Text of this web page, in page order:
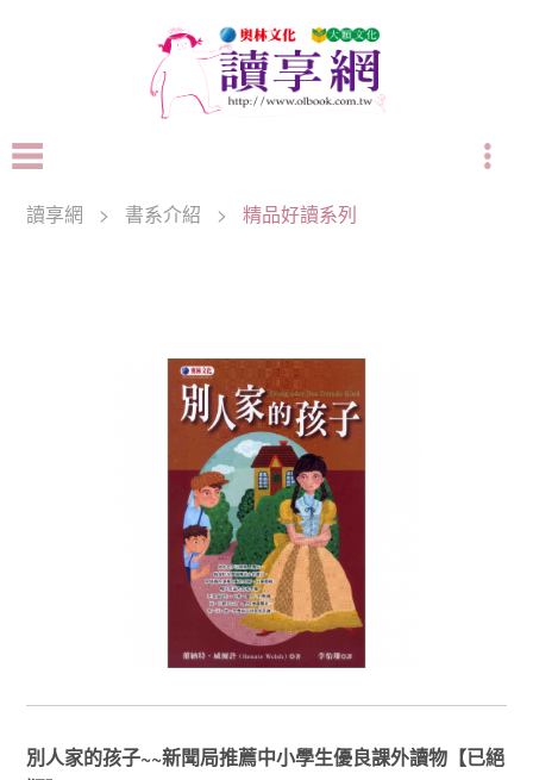
讀享網 > 書系介紹 > 精品好讀系列
別人家的孩子~~新聞局推薦中小學生優良課外讀物【已絕